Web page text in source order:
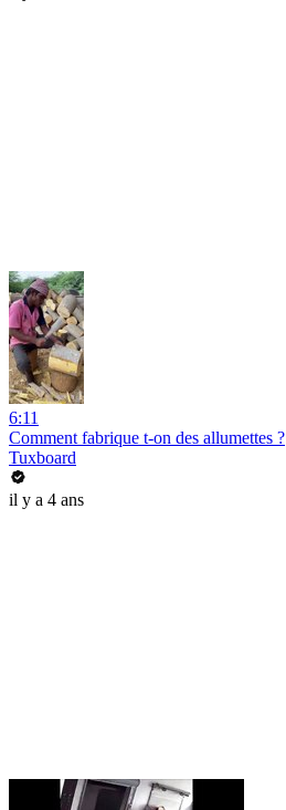
6:11
Comment fabrique t-on des allumettes ?
Tuxboard
il y a 4 ans